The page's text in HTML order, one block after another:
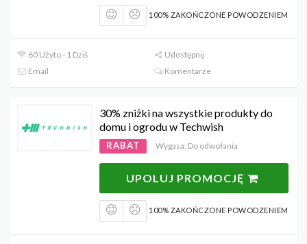
100% ZAKOŃCZONE POWODZENIEM
60 Użyto - 1 Dziś
Udostępnij
Email
Komentarze
30% zniżki na wszystkie produkty do
domu i ogrodu w Techwish
RABAT Wygasa: Do odwołania
UPOLUJ PROMOCJĘ
100% ZAKOŃCZONE POWODZENIEM